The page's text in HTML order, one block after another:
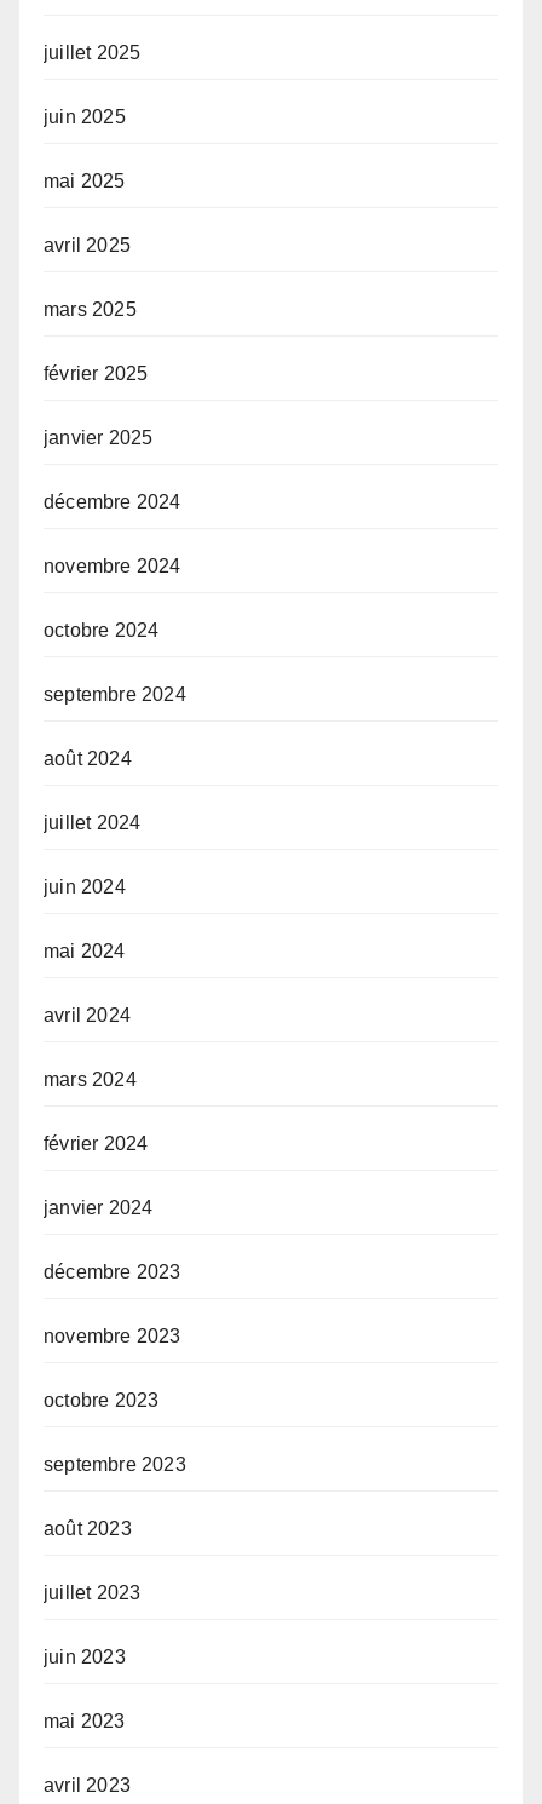
juillet 2025
juin 2025
mai 2025
avril 2025
mars 2025
février 2025
janvier 2025
décembre 2024
novembre 2024
octobre 2024
septembre 2024
août 2024
juillet 2024
juin 2024
mai 2024
avril 2024
mars 2024
février 2024
janvier 2024
décembre 2023
novembre 2023
octobre 2023
septembre 2023
août 2023
juillet 2023
juin 2023
mai 2023
avril 2023